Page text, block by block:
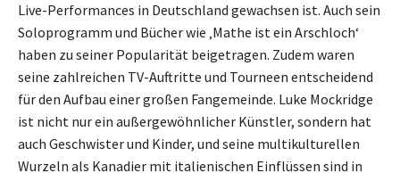
Live-Performances in Deutschland gewachsen ist. Auch sein
Soloprogramm und Bücher wie ‚Mathe ist ein Arschloch‘
haben zu seiner Popularität beigetragen. Zudem waren
seine zahlreichen TV-Auftritte und Tourneen entscheidend
für den Aufbau einer großen Fangemeinde. Luke Mockridge
ist nicht nur ein außergewöhnlicher Künstler, sondern hat
auch Geschwister und Kinder, und seine multikulturellen
Wurzeln als Kanadier mit italienischen Einflüssen sind in